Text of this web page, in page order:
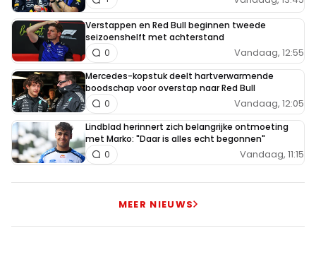
Verstappen en Red Bull beginnen tweede
seizoenshelft met achterstand
Vandaag, 12:55
0
Mercedes-kopstuk deelt hartverwarmende
boodschap voor overstap naar Red Bull
Vandaag, 12:05
0
Lindblad herinnert zich belangrijke ontmoeting
met Marko: "Daar is alles echt begonnen"
Vandaag, 11:15
0
MEER NIEUWS